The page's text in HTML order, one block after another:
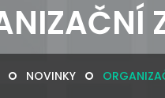
NOVINKY